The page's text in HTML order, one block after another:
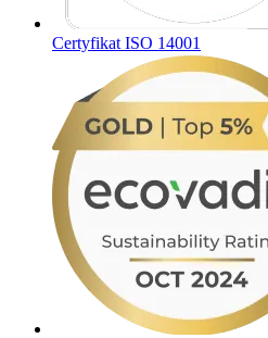
Certyfikat ISO 14001